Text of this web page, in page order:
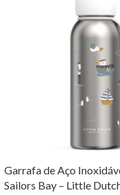
outros artigos
Garrafa de Aço
Sailors Bay – Little